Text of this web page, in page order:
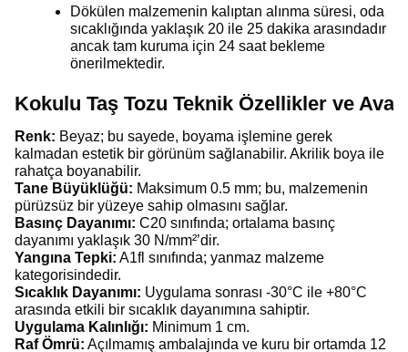
Dökülen malzemenin kalıptan alınma süresi, oda
sıcaklığında yaklaşık 20 ile 25 dakika arasındadır
ancak tam kuruma için 24 saat bekleme
önerilmektedir.
Kokulu Taş Tozu Teknik Özellikler ve
Renk: Beyaz; bu sayede, boyama işlemine gerek
kalmadan estetik bir görünüm sağlanabilir. Akrilik boya ile
rahatça boyanabilir.
Tane Büyüklüğü: Maksimum 0.5 mm; bu, malzemenin
pürüzsüz bir yüzeye sahip olmasını sağlar.
Basınç Dayanımı: C20 sınıfında; ortalama basınç
dayanımı yaklaşık 30 N/mm²’dir.
Yangına Tepki: A1fl sınıfında; yanmaz malzeme
kategorisindedir.
Sıcaklık Dayanımı: Uygulama sonrası -30°C ile +80°C
arasında etkili bir sıcaklık dayanımına sahiptir.
Uygulama Kalınlığı: Minimum 1 cm.
Raf Ömrü: Açılmamış ambalajında ve kuru bir ortamda 12